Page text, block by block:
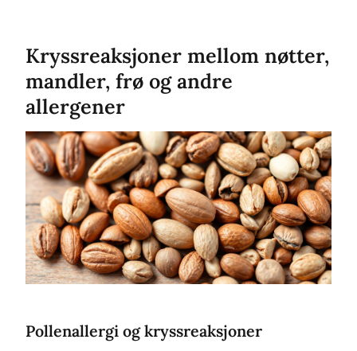
Kryssreaksjoner mellom nøtter,
mandler, frø og andre
allergener
Pollenallergi og kryssreaksjoner